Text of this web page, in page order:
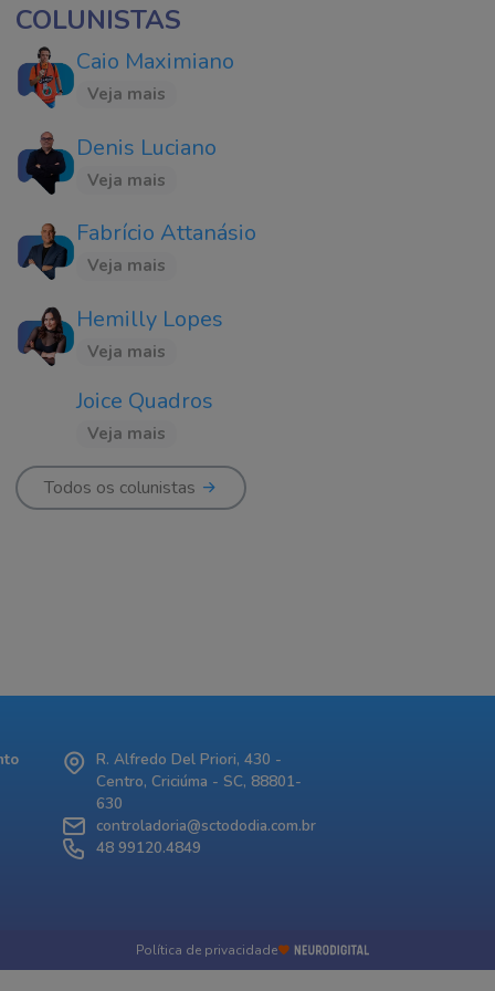
COLUNISTAS
Caio Maximiano
Veja mais
Denis Luciano
Veja mais
Fabrício Attanásio
Veja mais
Hemilly Lopes
Veja mais
Joice Quadros
Veja mais
Todos os colunistas
R. Alfredo Del Priori, 430 -
Centro, Criciúma - SC, 88801-
630
controladoria@sctododia.com.br
48 99120.4849
Política de privacidade